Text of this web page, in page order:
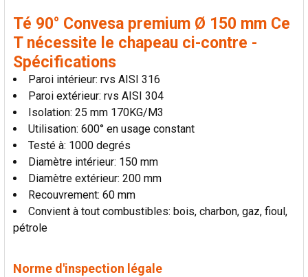
Té 90° Convesa premium Ø 150 mm Ce
T nécessite le chapeau ci-contre -
Spécifications
Paroi intérieur: rvs AISI 316
Paroi extérieur: rvs AISI 304
Isolation: 25 mm 170KG/M3
Utilisation: 600° en usage constant
Testé à: 1000 degrés
Diamètre intérieur: 150 mm
Diamètre extérieur: 200 mm
Recouvrement: 60 mm
Convient à tout combustibles: bois, charbon, gaz, fioul,
pétrole
Norme d'inspection légale